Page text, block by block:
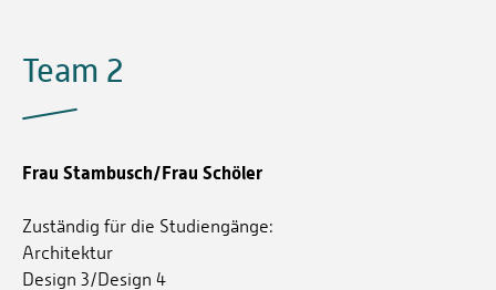
Team 2
Frau Stambusch/Frau Schöler
Zuständig für die Studiengänge:
Architektur
Design 3/Design 4